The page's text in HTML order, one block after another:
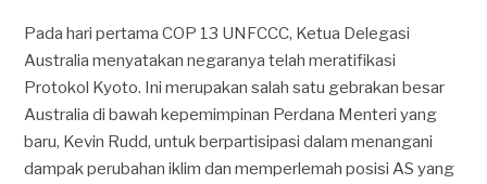
Pada hari pertama COP 13 UNFCCC, Ketua Delegasi
Australia menyatakan negaranya telah meratifikasi
Protokol Kyoto. Ini merupakan salah satu gebrakan besar
Australia di bawah kepemimpinan Perdana Menteri yang
baru, Kevin Rudd, untuk berpartisipasi dalam menangani
dampak perubahan iklim dan memperlemah posisi AS yang